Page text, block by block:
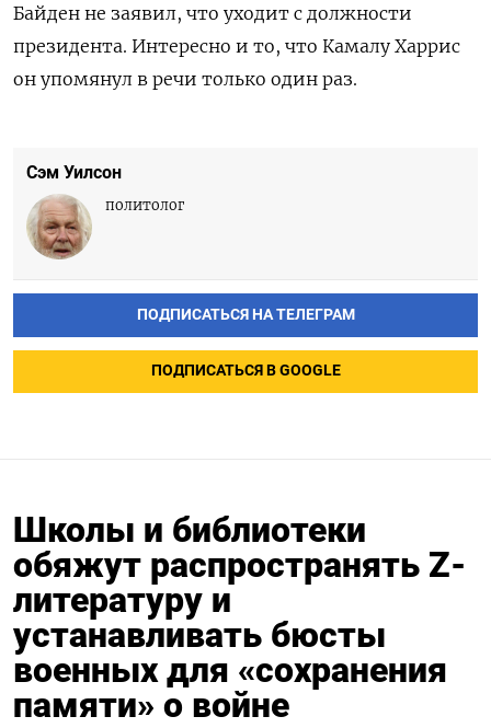
Байден не заявил, что уходит с должности
президента. Интересно и то, что Камалу Харрис
он упомянул в речи только один раз.
Сэм Уилсон
политолог
ПОДПИСАТЬСЯ НА ТЕЛЕГРАМ
ПОДПИСАТЬСЯ В GOOGLE
Школы и библиотеки
обяжут распространять Z-
литературу и
устанавливать бюсты
военных для «сохранения
памяти» о войне